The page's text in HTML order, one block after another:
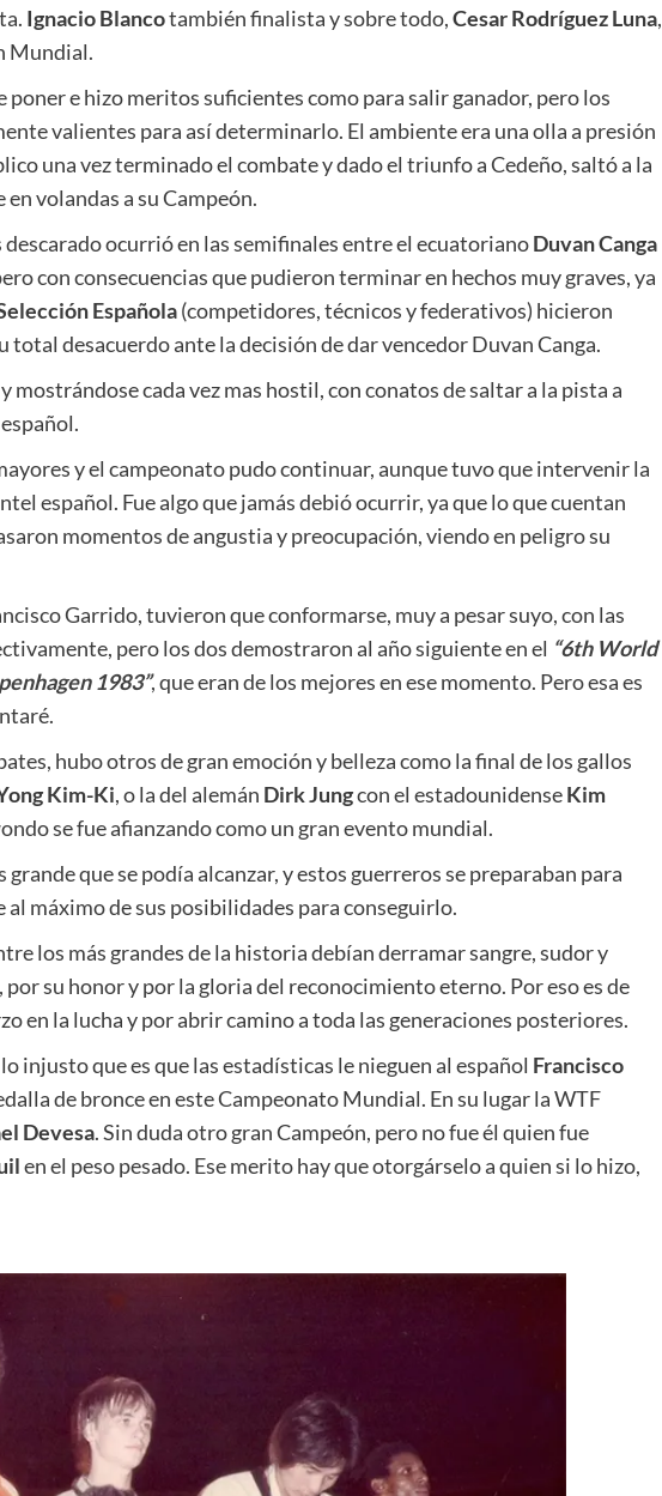
Ignacio Blancotambién finalista y sobre todo,Cesar Rodríguez Luna,
Mundial.
poner e hizo meritos suficientes como para salir ganador, pero los
valientes para así determinarlo. El ambiente era una olla a presión
una vez terminado el combate y dado el triunfo a Cedeño, saltó a la
volandas a su Campeón.
ocurrió en las semifinales entre el ecuatorianoDuvan Canga
con consecuencias que pudieron terminar en hechos muy graves, ya
Española(competidores, técnicos y federativos) hicieron
total desacuerdo ante la decisión de dar vencedor Duvan Canga.
mostrándose cada vez mas hostil, con conatos de saltar a la pista a
y el campeonato pudo continuar, aunque tuvo que intervenir la
español. Fue algo que jamás debió ocurrir, ya que lo que cuentan
momentos de angustia y preocupación, viendo en peligro su
Garrido, tuvieron que conformarse, muy a pesar suyo, con las
pero los dos demostraron al año siguiente en el “6th World
1983”, que eran de los mejores en ese momento. Pero esa es
hubo otros de gran emoción y belleza como la final de los gallos
Kim-Ki, o la del alemán Dirk Jungcon el estadounidenseKim
se fue afianzando como un gran evento mundial.
que se podía alcanzar, y estos guerreros se preparaban para
máximo de sus posibilidades para conseguirlo.
los más grandes de la historia debían derramar sangre, sudor y
su honor y por la gloria del reconocimiento eterno. Por eso es de
en la lucha y por abrir camino a toda las generaciones posteriores.
injusto que es que las estadísticas le nieguen al español Francisco
de bronce en este Campeonato Mundial. En su lugar la WTF
Devesa. Sin duda otro gran Campeón, pero no fue él quien fue
en el peso pesado. Ese merito hay que otorgárselo a quien si lo hizo,